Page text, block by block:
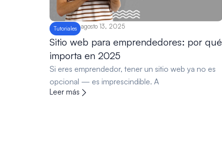
Tutoriales agosto 13, 2025
Sitio web para emprendedores: por qué
importa en 2025
Si eres emprendedor, tener un sitio web ya no es
opcional — es imprescindible. A
Leer más